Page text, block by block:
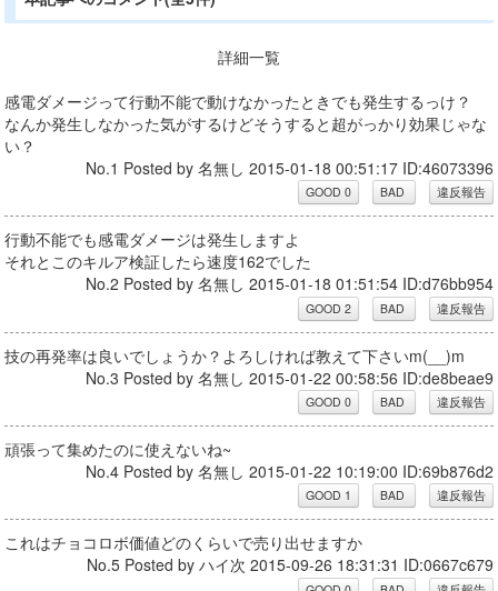
詳細一覧
感電ダメージって行動不能で動けなかったときでも発生するっけ？
なんか発生しなかった気がするけどそうすると超がっかり効果じゃな
い？
No.1 Posted by 名無し 2015-01-18 00:51:17 ID:46073396
行動不能でも感電ダメージは発生しますよ
それとこのキルア検証したら速度162でした
No.2 Posted by 名無し 2015-01-18 01:51:54 ID:d76bb954
技の再発率は良いでしょうか？よろしければ教えて下さいm(__)m
No.3 Posted by 名無し 2015-01-22 00:58:56 ID:de8beae9
頑張って集めたのに使えないね~
No.4 Posted by 名無し 2015-01-22 10:19:00 ID:69b876d2
これはチョコロボ価値どのくらいで売り出せますか
No.5 Posted by ハイ次 2015-09-26 18:31:31 ID:0667c679